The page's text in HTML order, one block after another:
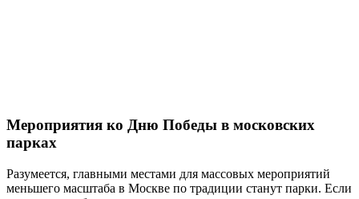
Мероприятия ко Дню Победы в московских
парках
Разумеется, главными местами для массовых мероприятий
меньшего масштаба в Москве по традиции станут парки. Если